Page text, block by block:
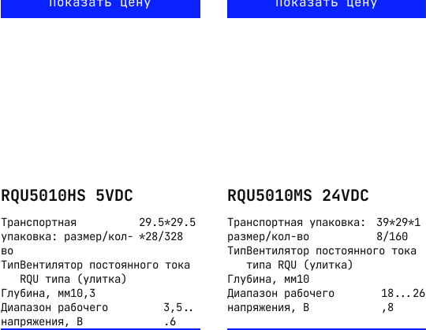
RQU5010HS 5VDC
Транспортная
упаковка: размер/кол-
во
29.5*29.5
*28/328
ТипВентилятор постоянного тока
RQU типа (улитка)
Глубина, мм10,3
Диапазон рабочего
напряжения, В
3,5..
.6
RQU5010MS 24VDC
Транспортная упаковка:
размер/кол-во
39*29*1
8/160
ТипВентилятор постоянного тока
типа RQU (улитка)
Глубина, мм10
Диапазон рабочего
напряжения, В
18...26
,8